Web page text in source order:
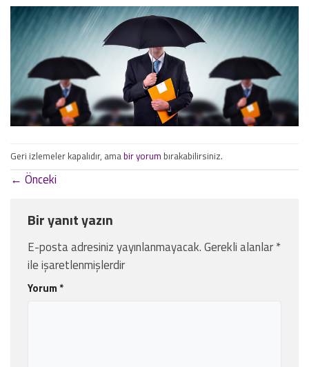
Geri izlemeler kapalıdır, amabir yorum bırakabilirsiniz.
← Önceki
Bir yanıt yazın
E-posta adresiniz yayınlanmayacak.Gerekli alanlar*
ile işaretlenmişlerdir
Yorum *